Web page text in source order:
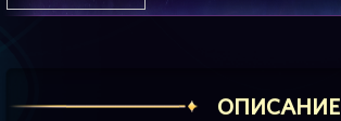
ОПИСАНИЕ